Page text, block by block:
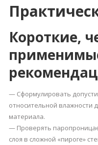
Короткие,
— Сформулировать
относительной влажности
материала.
— Проверять
слоя в сложной «пироге»